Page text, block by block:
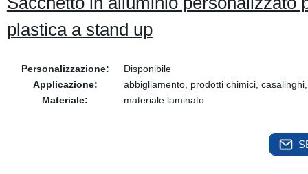
plastica a stand up
Personalizzazione:
Disponibile
Applicazione:
abbigliamento, prodotti chimici,
Materiale:
materiale laminato